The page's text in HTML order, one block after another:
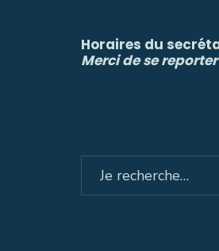
Horaires du
Merci de se